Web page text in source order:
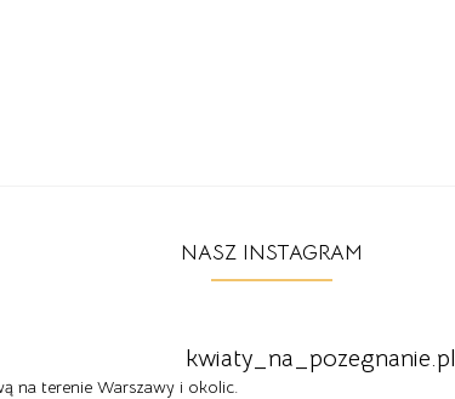
NASZ INSTAGRAM
kwiaty_na_pozegnanie.pl
na terenie Warszawy i okolic.